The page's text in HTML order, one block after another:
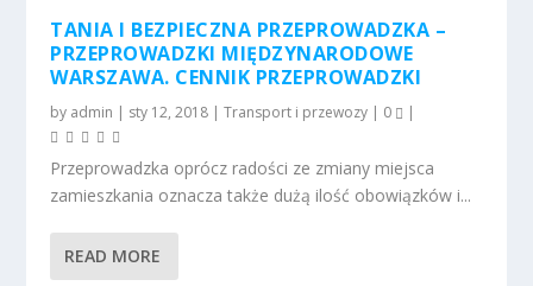
TANIA I BEZPIECZNA PRZEPROWADZKA –
PRZEPROWADZKI MIĘDZYNARODOWE
WARSZAWA. CENNIK PRZEPROWADZKI
by admin | sty 12, 2018 |Transport i przewozy | 0 |
Przeprowadzka oprócz radości ze zmiany miejsca
zamieszkania oznacza także dużą ilość obowiązków i...
READ MORE